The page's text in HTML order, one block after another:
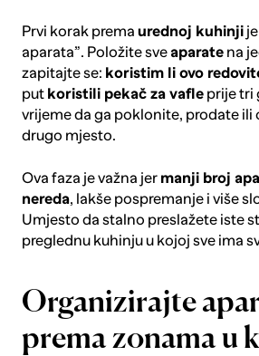
Prvi korak prema urednoj kuhinjije
aparata”. Položite sve aparatena
zapitajte se: koristim li ovo
put koristili pekač za vafleprije tri
vrijeme da ga poklonite, prodate ili
drugo mjesto.
Ova faza je važna jer manji broj
nereda, lakše pospremanje i više
Umjesto da stalno preslažete iste
preglednu kuhinju u kojoj sve ima
Organizirajte
prema zonama u